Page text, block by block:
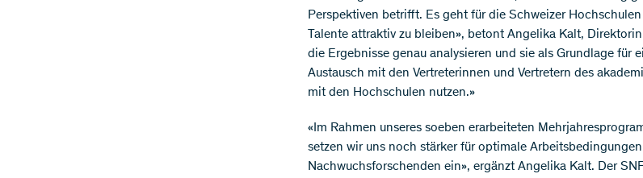
Perspektiven betrifft. Es geht für die Schweizer
Talente attraktiv zu bleiben», betont Angelika Kalt,
die Ergebnisse genau analysieren und sie als Grundlage für
Austausch mit den Vertreterinnen und Vertretern des
mit den Hochschulen nutzen.»
«Im Rahmen unseres soeben erarbeiteten
setzen wir uns noch stärker für optimale
Nachwuchsforschenden ein», ergänzt Angelika Kalt. Der